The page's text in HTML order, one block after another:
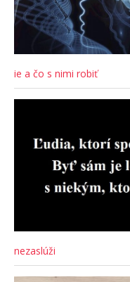
ie a čo s nimi robiť
nezaslúži